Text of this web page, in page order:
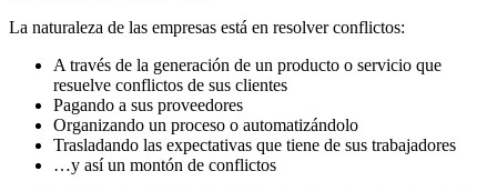
La naturaleza de las empresas está en resolver conflictos:
A través de la generación de un producto o servicio que
resuelve conflictos de sus clientes
Pagando a sus proveedores
Organizando un proceso o automatizándolo
Trasladando las expectativas que tiene de sus trabajadores
…y así un montón de conflictos